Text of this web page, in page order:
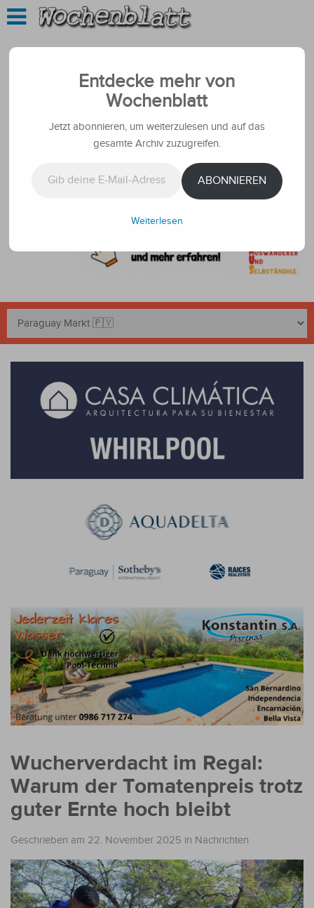
Wucherverdacht im Regal:
Warum der Tomatenpreis trotz
guter Ernte hoch bleibt
Geschrieben am 22. November 2025 in Nachrichten
Entdecke mehr von
Wochenblatt
Jetzt abonnieren, um weiterzulesen und auf das
gesamte Archiv zuzugreifen.
ABONNIEREN
Weiterlesen